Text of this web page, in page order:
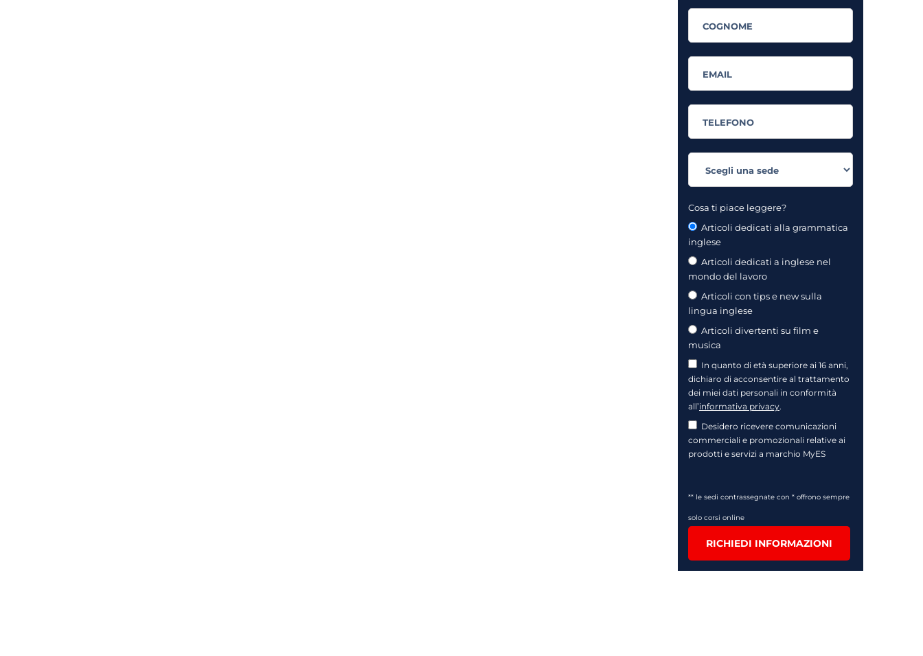
Cosa ti piace leggere?
Articoli dedicati alla grammatica
inglese
Articoli dedicati a inglese nel
mondo del lavoro
Articoli con tips e new sulla
lingua inglese
Articoli divertenti su film e
musica
In quanto di età superiore ai 16 anni,
dichiaro di acconsentire al trattamento
dei miei dati personali in conformità
all’informativa privacy.
Desidero ricevere comunicazioni
commerciali e promozionali relative ai
prodotti e servizi a marchio MyES
** le sedi contrassegnate con * offrono sempre
solo corsi online
RICHIEDI INFORMAZIONI